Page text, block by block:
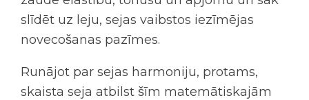
slīdēt uz leju, sejas vaibstos iezīmējas
novecošanas pazīmes.
Runājot par sejas harmoniju, protams,
skaista seja atbilst šīm matemātiskajām